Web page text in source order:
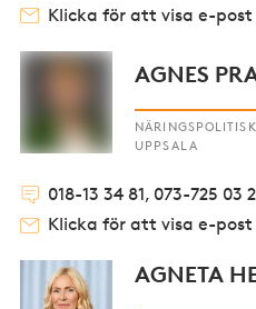
Klicka för att visa e-post
AGNES
UPPSALA
018-13 34 81, 073-725 03
Klicka för att visa e-post
AGNETA